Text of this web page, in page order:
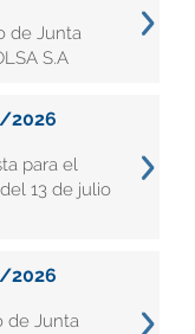
de Junta
S.A
2026
para el
13 de julio
2026
de Junta